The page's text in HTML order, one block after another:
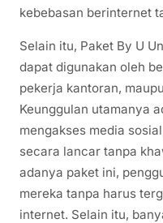
kebebasan berinternet
Selain itu, Paket By U
dapat digunakan oleh
pekerja kantoran,
Keunggulan utamanya
mengakses media
secara lancar tanpa
adanya paket ini,
mereka tanpa harus
internet. Selain itu,